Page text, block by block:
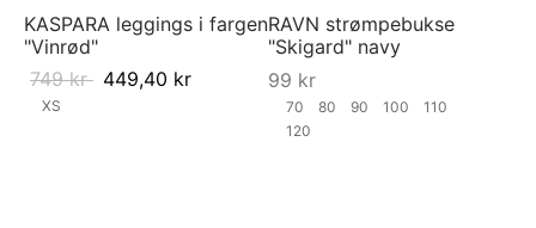
KASPARA leggings i fargen
"Vinrød"
749kr 449,40 kr
XS
RAVN strømpebukse
"Skigard" navy
99 kr
70 80 90 100
110
120